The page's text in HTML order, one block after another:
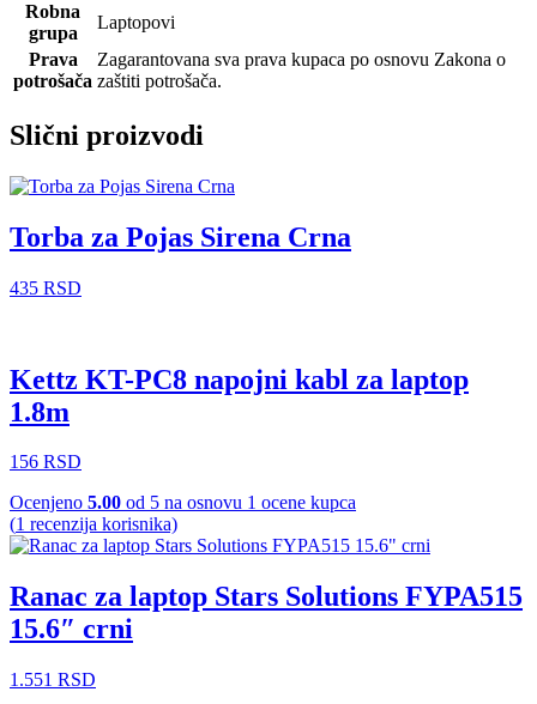
Robna
grupa
Laptopovi
Prava
potrošača
Zagarantovana sva prava kupaca po osnovu Zakona o
zaštiti potrošača.
Slični proizvodi
Torba za Pojas Sirena Crna
435 RSD
Kettz KT-PC8 napojni kabl za laptop
1.8m
156 RSD
Ocenjeno 5.00 od 5 na osnovu 1 ocene kupca
(1 recenzija korisnika)
Ranac za laptop Stars Solutions FYPA515
15.6″ crni
1.551 RSD